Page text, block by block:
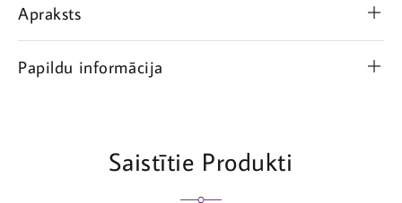
Apraksts
Papildu informācija
Saistītie Produkti